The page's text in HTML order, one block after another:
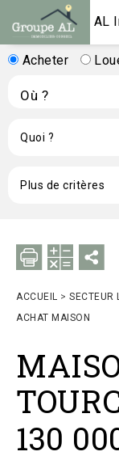
AL
Acheter
ACCUEIL > SECTEUR
ACHAT MAISON
130